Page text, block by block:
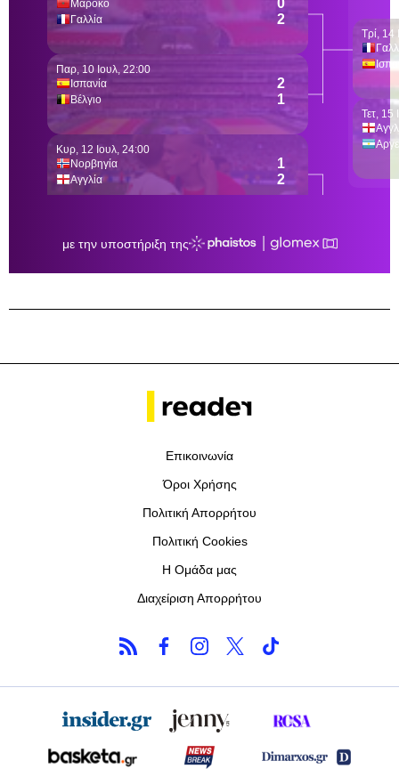
Επικοινωνία
Όροι Χρήσης
Πολιτική Απορρήτου
Πολιτική Cookies
Η Ομάδα μας
Διαχείριση Απορρήτου